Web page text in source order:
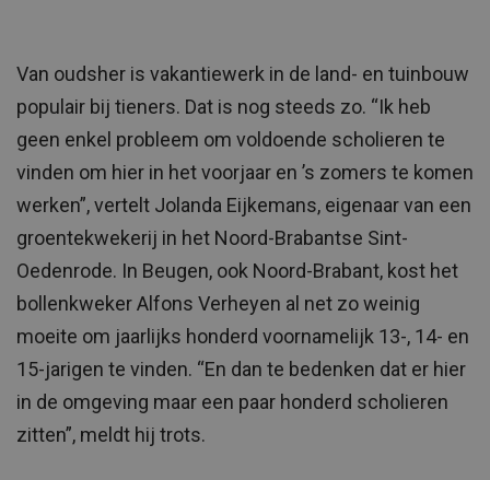
Van oudsher is vakantiewerk in de land- en tuinbouw
populair bij tieners. Dat is nog steeds zo. “Ik heb
geen enkel probleem om voldoende scholieren te
vinden om hier in het voorjaar en ’s zomers te komen
werken”, vertelt Jolanda Eijkemans, eigenaar van een
groentekwekerij in het Noord-Brabantse Sint-
Oedenrode. In Beugen, ook Noord-Brabant, kost het
bollenkweker Alfons Verheyen al net zo weinig
moeite om jaarlijks honderd voornamelijk 13-, 14- en
15-jarigen te vinden. “En dan te bedenken dat er hier
in de omgeving maar een paar honderd scholieren
zitten”, meldt hij trots.